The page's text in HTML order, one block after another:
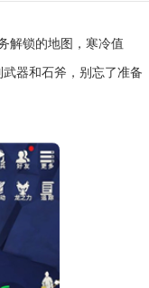
解锁的地图，寒冷值
器和石斧，别忘了准备